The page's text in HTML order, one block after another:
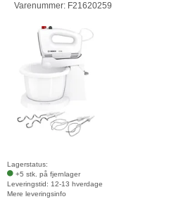
Varenummer: F21620259
Lagerstatus:
+5 stk. på fjernlager
Leveringstid: 12-13 hverdage
Mere leveringsinfo